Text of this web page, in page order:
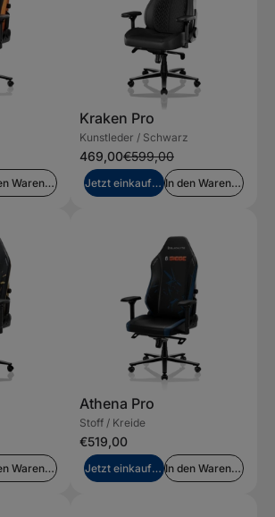
In den Warenkorb legen
Kraken Pro
Kunstleder / Schwarz
469,00€599,00
Jetzt einkaufen In den Warenkorb legen
In den Warenkorb legen
Athena Pro
Stoff / Kreide
€519,00
Jetzt einkaufen In den Warenkorb legen